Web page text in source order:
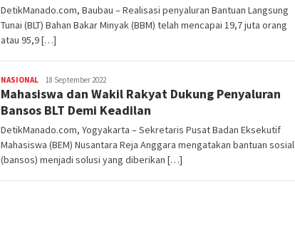
DetikManado.com, Baubau – Realisasi penyaluran Bantuan Langsung
Tunai (BLT) Bahan Bakar Minyak (BBM) telah mencapai 19,7 juta orang
atau 95,9 […]
NASIONAL Redaktur
DetikManado
18 September 2022
Mahasiswa dan Wakil Rakyat Dukung Penyaluran
Bansos BLT Demi Keadilan
DetikManado.com, Yogyakarta – Sekretaris Pusat Badan Eksekutif
Mahasiswa (BEM) Nusantara Reja Anggara mengatakan bantuan sosial
(bansos) menjadi solusi yang diberikan […]